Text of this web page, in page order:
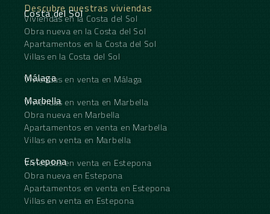
Descubre nuestras viviendas
Costa del Sol
Viviendas en la Costa del Sol
Obra nueva en la Costa del Sol
Apartamentos en la Costa del Sol
Villas en la Costa del Sol
Málaga
Viviendas en venta en Málaga
Marbella
Viviendas en venta en Marbella
Obra nueva en Marbella
Apartamentos en venta en Marbella
Villas en venta en Marbella
Estepona
Viviendas en venta en Estepona
Obra nueva en Estepona
Apartamentos en venta en Estepona
Villas en venta en Estepona